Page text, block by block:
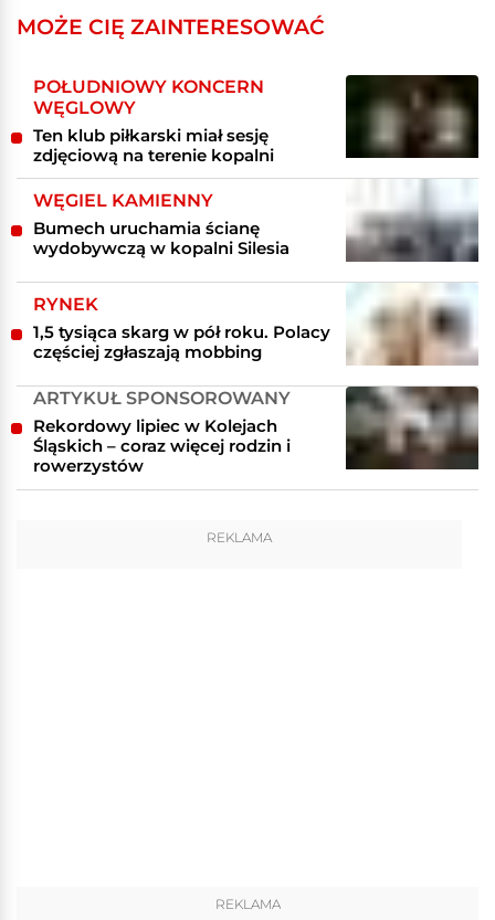
MOŻE CIĘ ZAINTERESOWAĆ
POŁUDNIOWY KONCERN
WĘGLOWY
Ten klub piłkarski miał sesję
zdjęciową na terenie kopalni
WĘGIEL KAMIENNY
Bumech uruchamia ścianę
wydobywczą w kopalni Silesia
RYNEK
1,5 tysiąca skarg w pół roku. Polacy
częściej zgłaszają mobbing
ARTYKUŁ SPONSOROWANY
Rekordowy lipiec w Kolejach
Śląskich – coraz więcej rodzin i
rowerzystów
REKLAMA
REKLAMA